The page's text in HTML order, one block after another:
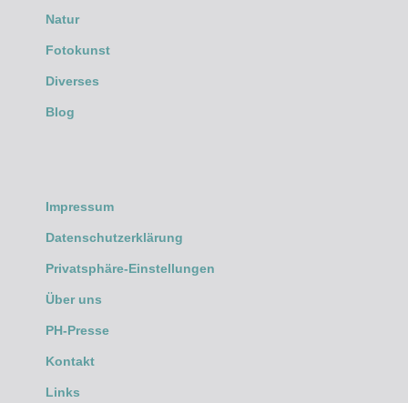
Natur
Fotokunst
Diverses
Blog
Impressum
Datenschutzerklärung
Privatsphäre-Einstellungen
Über uns
PH-Presse
Kontakt
Links